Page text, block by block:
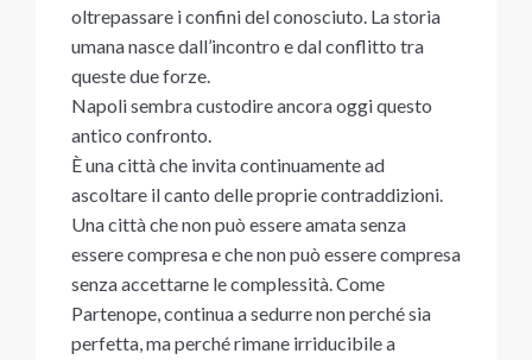
oltrepassare i confini del conosciuto. La storia
umana nasce dall’incontro e dal conflitto tra
queste due forze.
Napoli sembra custodire ancora oggi questo
antico confronto.
È una città che invita continuamente ad
ascoltare il canto delle proprie contraddizioni.
Una città che non può essere amata senza
essere compresa e che non può essere compresa
senza accettarne le complessità. Come
Partenope, continua a sedurre non perché sia
perfetta, ma perché rimane irriducibile a